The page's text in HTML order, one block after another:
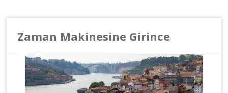
Zaman Makinesine Girince